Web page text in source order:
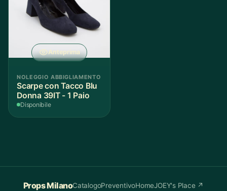
Anteprima
NOLEGGIO ABBIGLIAMENTO
Scarpe con Tacco Blu
Donna 39IT - 1 Paio
Disponibile
Props MilanoCatalogoPreventivoHomeJOEY's Place ↗